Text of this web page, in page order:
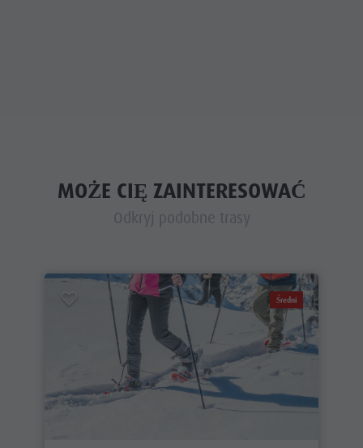
MOŻE CIĘ ZAINTERESOWAĆ
Odkryj podobne trasy
Średni